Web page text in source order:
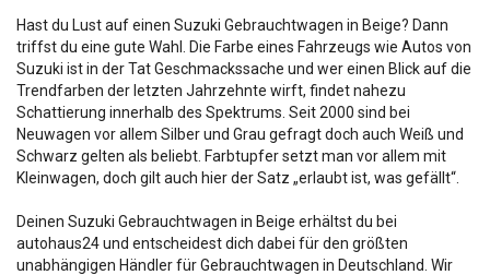
Hast du Lust auf einen Suzuki Gebrauchtwagen in Beige? Dann
triffst du eine gute Wahl. Die Farbe eines Fahrzeugs wie Autos von
Suzuki ist in der Tat Geschmackssache und wer einen Blick auf die
Trendfarben der letzten Jahrzehnte wirft, findet nahezu
Schattierung innerhalb des Spektrums. Seit 2000 sind bei
Neuwagen vor allem Silber und Grau gefragt doch auch Weiß und
Schwarz gelten als beliebt. Farbtupfer setzt man vor allem mit
Kleinwagen, doch gilt auch hier der Satz „erlaubt ist, was gefällt“.
Deinen Suzuki Gebrauchtwagen in Beige erhältst du bei
autohaus24 und entscheidest dich dabei für den größten
unabhängigen Händler für Gebrauchtwagen in Deutschland. Wir